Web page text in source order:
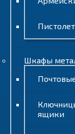
Шкафы
ящики